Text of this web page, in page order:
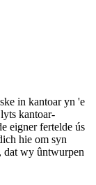
in kantoar yn 'e
kantoar-
eigner fertelde ús
hie om syn
dat wy ûntwurpen